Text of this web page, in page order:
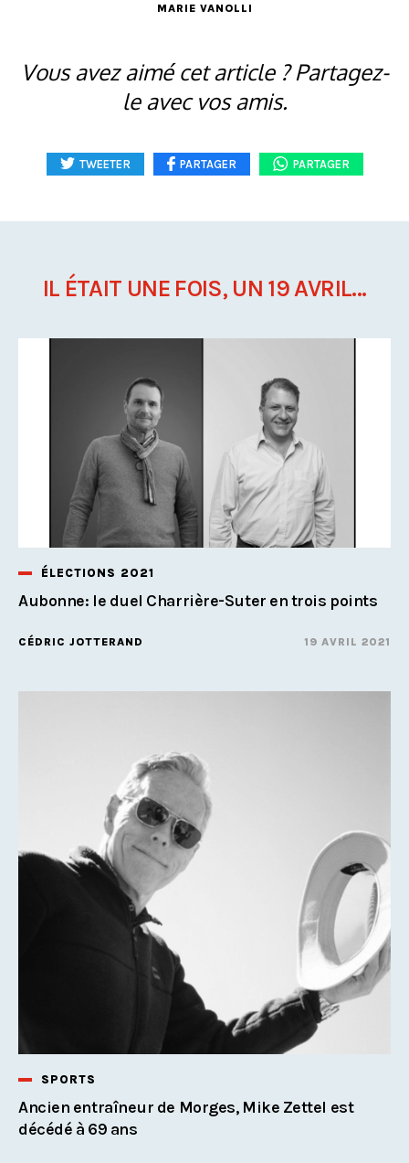
MARIE VANOLLI
Vous avez aimé cet article ? Partagez-
le avec vos amis.
TWEETER PARTAGER PARTAGER
IL ÉTAIT UNE FOIS, UN 19 AVRIL...
ÉLECTIONS 2021
Aubonne: le duel Charrière-Suter en trois points
CÉDRIC JOTTERAND 19 AVRIL 2021
SPORTS
Ancien entraîneur de Morges, Mike Zettel est
décédé à 69 ans